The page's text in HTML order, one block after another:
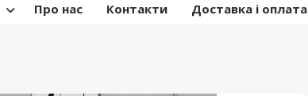
Про нас Контакти Доставка і оплата